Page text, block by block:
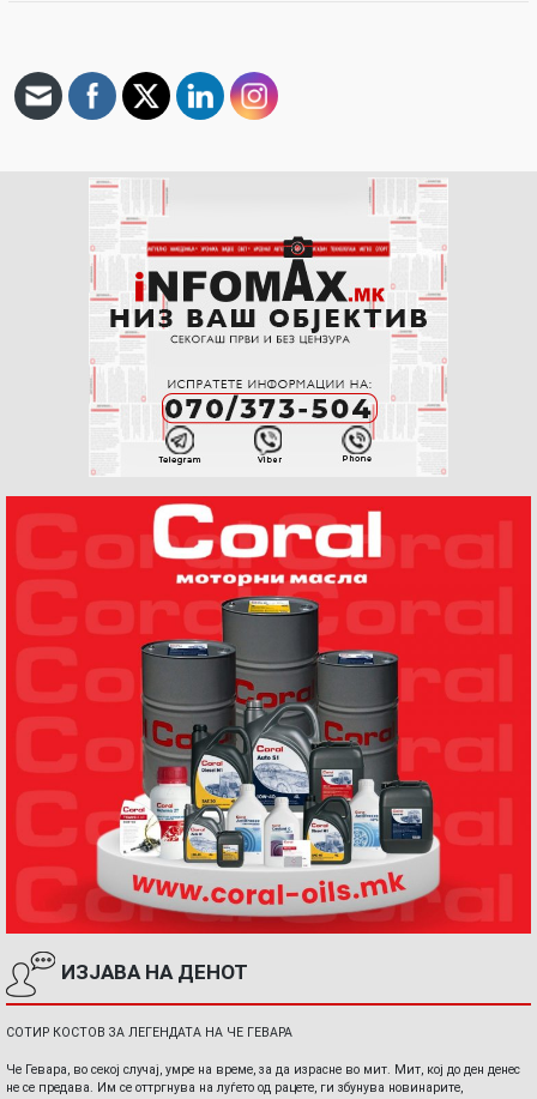
ИЗЈАВА НА ДЕНОТ
СОТИР КОСТОВ ЗА ЛЕГЕНДАТА НА ЧЕ ГЕВАРА
Че Гевара, во секој случај, умре на време, за да израсне во мит. Мит, кој до ден денес
не се предава. Им се оттргнува на луѓето од рацете, ги збунува новинарите,